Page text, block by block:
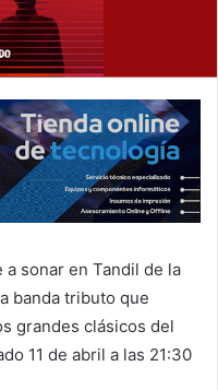
a sonar en Tandil de la
banda tributo que
grandes clásicos del
11 de abril a las 21:30